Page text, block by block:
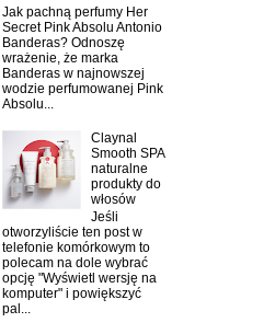
Jak pachną perfumy Her
Secret Pink Absolu Antonio
Banderas? Odnoszę
wrażenie, że marka
Banderas w najnowszej
wodzie perfumowanej Pink
Absolu...
Claynal
Smooth SPA
naturalne
produkty do
włosów
Jeśli
otworzyliście ten post w
telefonie komórkowym to
polecam na dole wybrać
opcję "Wyświetl wersję na
komputer" i powiększyć
pal...